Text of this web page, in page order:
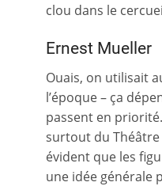
clou dans le
Ernest Mueller
Ouais, on utilisait
l’époque – ça
passent en
surtout du Théâtre
évident que les
une idée générale